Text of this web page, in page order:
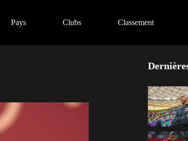
Pays Clubs Classement